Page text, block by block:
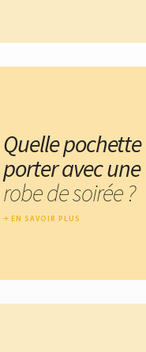
Quelle pochette
porter avec une
robe de soirée ?
EN SAVOIR PLUS